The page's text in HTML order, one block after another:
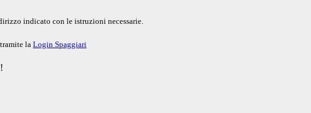
indicato con le istruzioni necessarie.
la Login Spaggiari